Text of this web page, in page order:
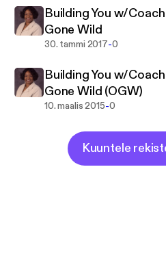
Building You w/
Gone Wild
30. tammi 2017-0
Building You w/
Gone Wild (OGW)
10. maalis 2015-0
Kuuntele